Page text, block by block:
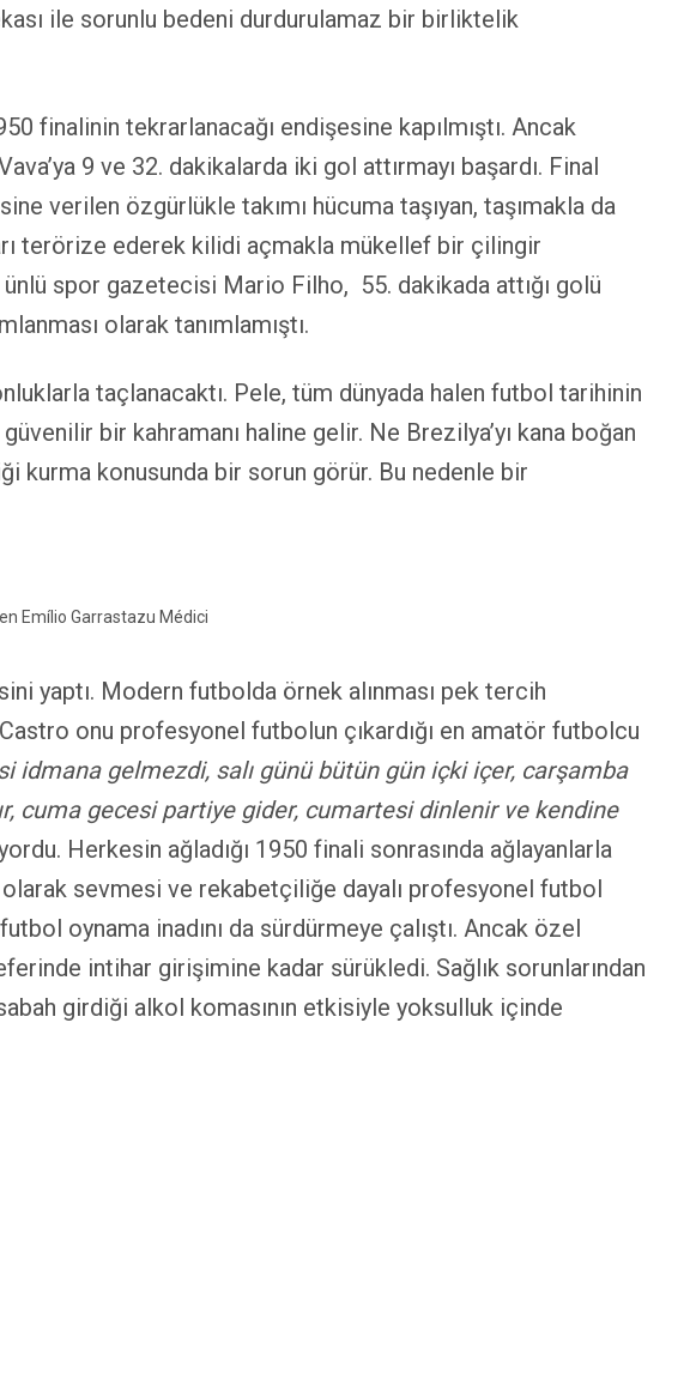
ile sorunlu bedeni durdurulamaz bir birliktelik
finalinin tekrarlanacağı endişesine kapılmıştı. Ancak
9 ve 32. dakikalarda iki gol attırmayı başardı. Final
verilen özgürlükle takımı hücuma taşıyan, taşımakla da
terörize ederek kilidi açmakla mükellef bir çilingir
ünlü spor gazetecisi Mario Filho, 55. dakikada attığı golü
olarak tanımlamıştı.
taçlanacaktı. Pele, tüm dünyada halen futbol tarihinin
bir kahramanı haline gelir. Ne Brezilya’yı kana boğan
konusunda bir sorun görür. Bu nedenle bir
Garrastazu Médici
yaptı. Modern futbolda örnek alınması pek tercih
onu profesyonel futbolun çıkardığı en amatör futbolcu
idmana gelmezdi, salı günü bütün gün içki içer, carşamba
cuma gecesi partiye gider, cumartesi dinlenir ve kendine
Herkesin ağladığı 1950 finali sonrasında ağlayanlarla
sevmesi ve rekabetçiliğe dayalı profesyonel futbol
oynama inadını da sürdürmeye çalıştı. Ancak özel
intihar girişimine kadar sürükledi. Sağlık sorunlarından
girdiği alkol komasının etkisiyle yoksulluk içinde